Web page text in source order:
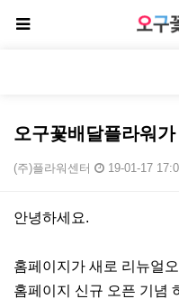
오구꽃배달플라워
(주)플라워센터 19-01-17
본문
안녕하세요.
홈페이지가 새로 리뉴얼
홈페이지 신규 오픈 기념